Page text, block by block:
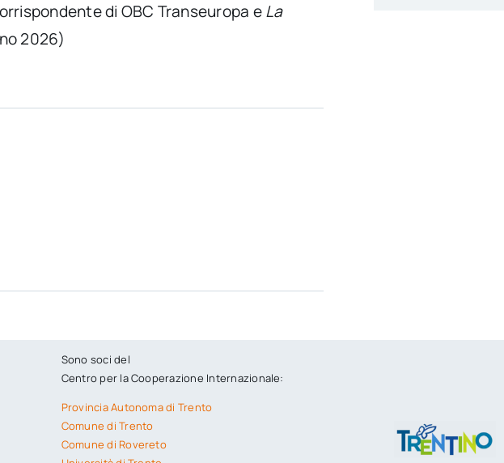
di OBC Transeuropa eLa
2026)
Sono soci del
Centro per la Cooperazione Internazionale:
Provincia Autonoma di Trento
Comune di Trento
Comune di Rovereto